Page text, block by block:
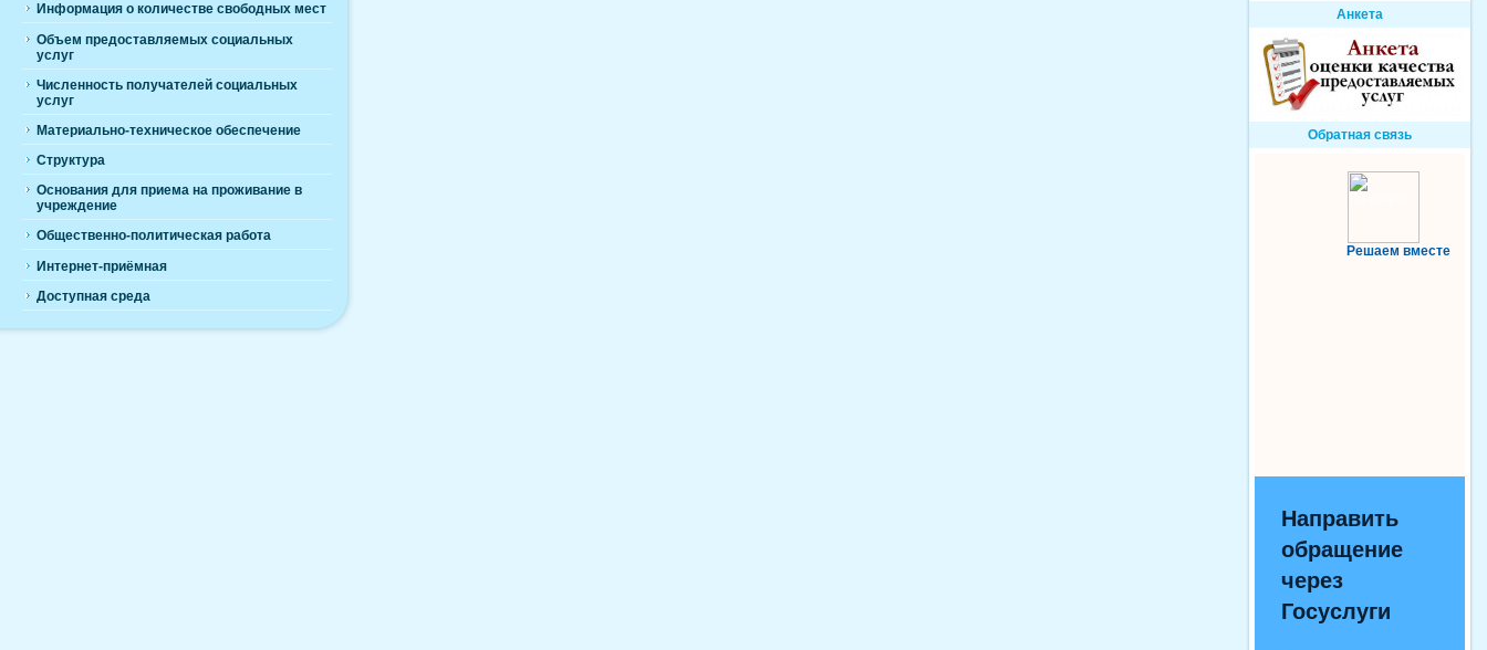
Информация о количестве свободных мест
Объем предоставляемых социальных
услуг
Численность получателей социальных
услуг
Материально-техническое обеспечение
Структура
Основания для приема на проживание в
учреждение
Общественно-политическая работа
Интернет-приёмная
Доступная среда
Анкета
Обратная связь
Решаем вместе
Направить
обращение
через
Госуслуги